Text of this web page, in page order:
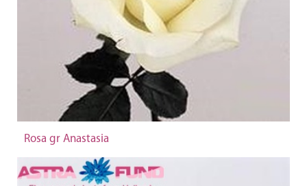
Rosa gr Anastasia